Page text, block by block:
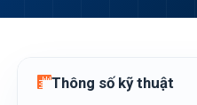
Thông số kỹ thuật